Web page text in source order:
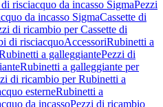
di risciacquo da incasso SigmaPezzi
da incasso SigmaCassette di
di ricambio per Cassette di
di risciacquoAccessoriRubinetti a
a galleggiantePezzi di
Rubinetti a galleggiante per
di ricambio per Rubinetti a
esterneRubinetti a
da incassoPezzi di ricambio